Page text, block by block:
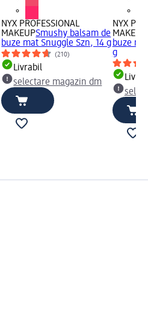
NYX PROFESSIONAL
MAKEUPSmushy balsam de
buze mat Snuggle Szn, 14 g
(210)
Livrabil
selectare magazin dm
NYX
MAKEUP
buze
g